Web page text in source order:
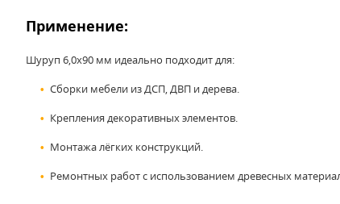
Применение:
Шуруп 6,0x90 мм идеально подходит для:
Сборки мебели из ДСП, ДВП и дерева.
Крепления декоративных элементов.
Монтажа лёгких конструкций.
Ремонтных работ с использованием древесных